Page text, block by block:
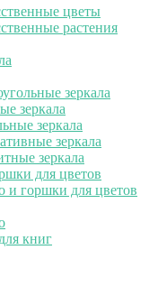
цветы
растения
зеркала
зеркала
зеркала
зеркала
зеркала
для цветов
и горшки для цветов
книг